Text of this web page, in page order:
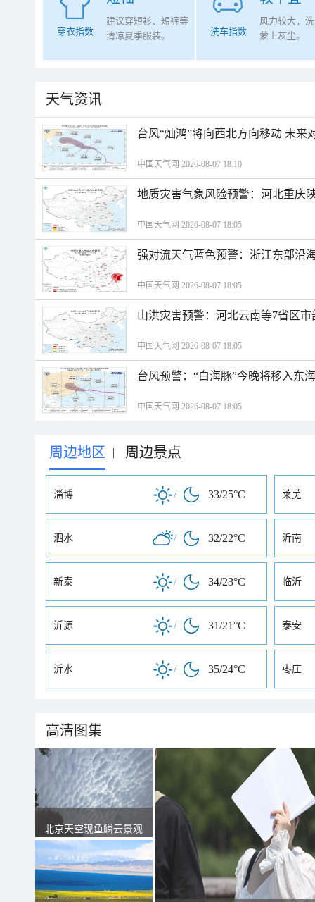
穿衣指数
建议穿短衫、短裤等
清凉夏季服装。
洗车指数
风力较大，
蒙上灰尘。
天气资讯
台风“灿鸿”将向西北方向移动 未来
中国天气网 2026-08-07 18:10
地质灾害气象风险预警：河北重庆
中国天气网 2026-08-07 18:05
强对流天气蓝色预警：浙江东部沿
中国天气网 2026-08-07 18:05
山洪灾害预警：河北云南等7省区
中国天气网 2026-08-07 18:05
台风预警：“白海豚”今晚将移入东
中国天气网 2026-08-07 18:05
周边地区 | 周边景点
淄博 / 33/25°C 莱芜
泗水 / 32/22°C 沂南
新泰 / 34/23°C 临沂
沂源 / 31/21°C 泰安
沂水 / 35/24°C 枣庄
高清图集
北京天空现鱼鳞云景观